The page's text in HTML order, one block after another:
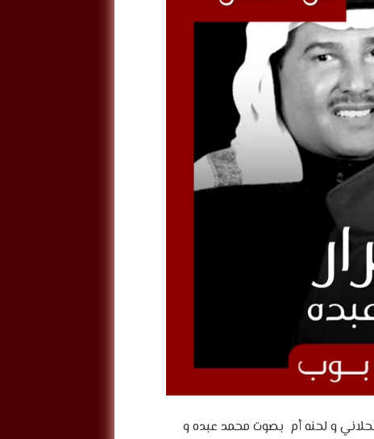
و لحنه أم بصوت محمد عبده و